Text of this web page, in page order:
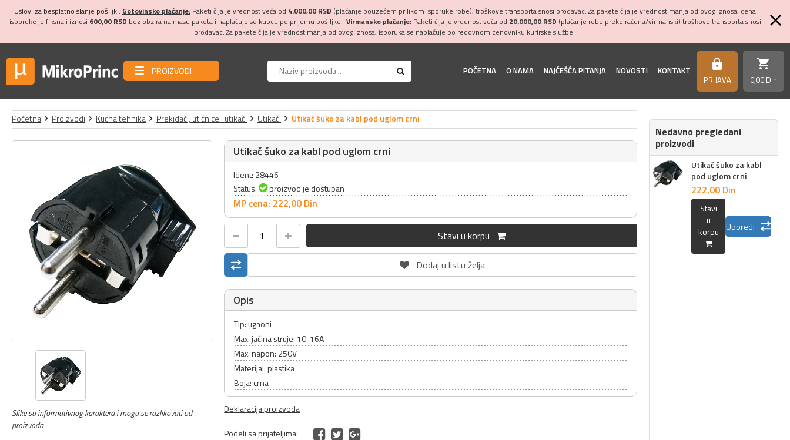
Uslovi za besplatno slanje pošiljki: Gotovinsko plaćanje: Paketi čija je vrednost veća od 4.000,00 RSD (plaćanje pouzećem prilikom isporuke robe), troškove transporta snosi prodavac. Za pakete čija je vrednost manja od ovog iznosa, cena
isporuke je fiksna i iznosi 600,00 RSD bez obzira na masu paketa i naplaćuje se kupcu po prijemu pošiljke. Virmansko plaćanje:Paketi čija je vrednost veća od 20.000,00 RSD (plaćanje robe preko računa/virmanski) troškove transporta snosi
prodavac. Za pakete čija je vrednost manja od ovog iznosa, isporuka se naplaćuje po redovnom cenovniku kurirske službe.
PROIZVODI POČETNA O NAMA NAJČEŠĆA PITANJA NOVOSTI KONTAKT https
PRIJAVA
shopping_cart
0,00 Din
Početna Proizvodi Kućna tehnika Prekidači, utičnice i utikači Utikači Utikač šuko za kabl pod uglom crni
Slike su informativnog karaktera i mogu se razlikovati od
proizvoda
Utikač šuko za kabl pod uglom crni
Ident: 28446
Status:
proizvod je dostupan
MP cena: 222,00 Din
Stavi u korpu
Dodaj u listu želja
Opis
Tip: ugaoni
Max. jačina struje: 10-16A
Max. napon: 250V
Materijal: plastika
Boja: crna
Deklaracija proizvoda
Podeli sa prijateljima:
Nedavno pregledani
proizvodi
Utikač šuko za kabl
pod uglom crni
222,00 Din
Stavi
u
korpu
Uporedi